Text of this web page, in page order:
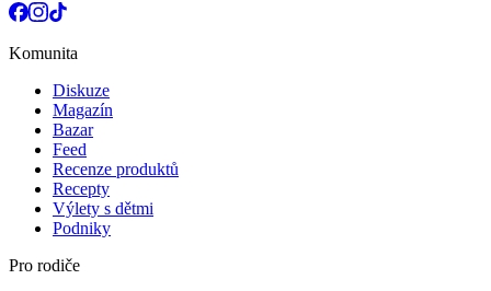
Komunita
Diskuze
Magazín
Bazar
Feed
Recenze produktů
Recepty
Výlety s dětmi
Podniky
Pro rodiče